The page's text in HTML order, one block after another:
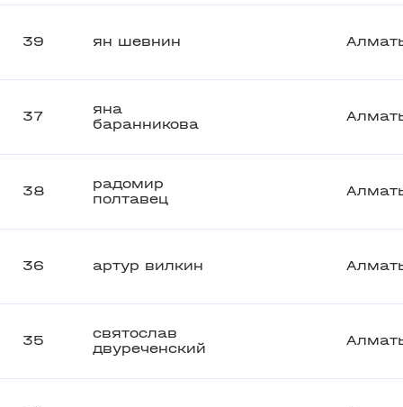
39 ян шевнин
37
яна
баранникова
38
радомир
полтавец
36 артур вилкин
35
святослав
двуреченский